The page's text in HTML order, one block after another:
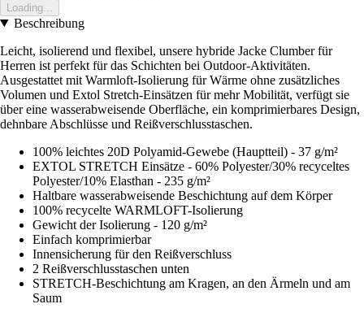
Loading...
Beschreibung
Leicht, isolierend und flexibel, unsere hybride Jacke Clumber für
Herren ist perfekt für das Schichten bei Outdoor-Aktivitäten.
Ausgestattet mit Warmloft-Isolierung für Wärme ohne zusätzliches
Volumen und Extol Stretch-Einsätzen für mehr Mobilität, verfügt sie
über eine wasserabweisende Oberfläche, ein komprimierbares Design,
dehnbare Abschlüsse und Reißverschlusstaschen.
100% leichtes 20D Polyamid-Gewebe (Hauptteil) - 37 g/m²
EXTOL STRETCH Einsätze - 60% Polyester/30% recyceltes
Polyester/10% Elasthan - 235 g/m²
Haltbare wasserabweisende Beschichtung auf dem Körper
100% recycelte WARMLOFT-Isolierung
Gewicht der Isolierung - 120 g/m²
Einfach komprimierbar
Innensicherung für den Reißverschluss
2 Reißverschlusstaschen unten
STRETCH-Beschichtung am Kragen, an den Ärmeln und am
Saum